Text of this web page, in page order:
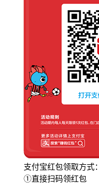
支付宝红包领取方式：
①直接扫码领红包